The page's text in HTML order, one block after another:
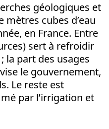
géologiques et
cubes d’eau
en France. Entre
sert à refroidir
la part des usages
le gouvernement,
Le reste est
par l’irrigation et